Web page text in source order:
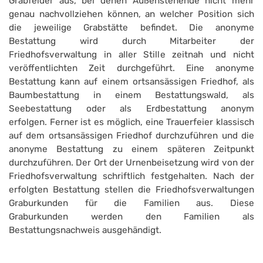
genau nachvollziehen können, an welcher Position sich
die jeweilige Grabstätte befindet. Die anonyme
Bestattung wird durch Mitarbeiter der
Friedhofsverwaltung in aller Stille zeitnah und nicht
veröffentlichten Zeit durchgeführt. Eine anonyme
Bestattung kann auf einem ortsansässigen Friedhof, als
Baumbestattung in einem Bestattungswald, als
Seebestattung oder als Erdbestattung anonym
erfolgen. Ferner ist es möglich, eine Trauerfeier klassisch
auf dem ortsansässigen Friedhof durchzuführen und die
anonyme Bestattung zu einem späteren Zeitpunkt
durchzuführen. Der Ort der Urnenbeisetzung wird von der
Friedhofsverwaltung schriftlich festgehalten. Nach der
erfolgten Bestattung stellen die Friedhofsverwaltungen
Graburkunden für die Familien aus. Diese
Graburkunden werden den Familien als
Bestattungsnachweis ausgehändigt.